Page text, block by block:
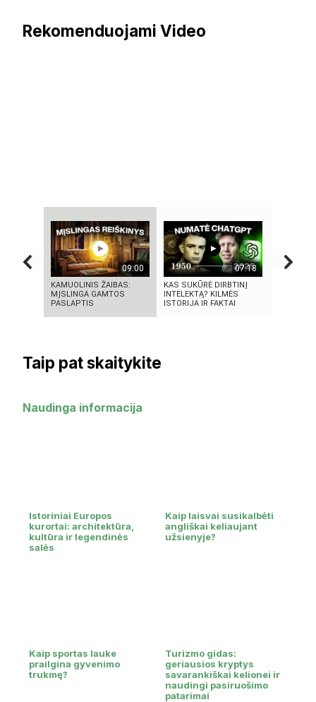
Rekomenduojami Video
09:00
KAMUOLINIS ŽAIBAS:
MĮSLINGA GAMTOS
PASLAPTIS
07:18
KAS SUKŪRĖ DIRBTINĮ
INTELEKTĄ? KILMĖS
ISTORIJA IR FAKTAI
Taip pat skaitykite
Naudinga informacija
Istoriniai Europos
kurortai: architektūra,
kultūra ir legendinės
salės
Kaip laisvai susikalbėti
angliškai keliaujant
užsienyje?
Kaip sportas lauke
prailgina gyvenimo
trukmę?
Turizmo gidas:
geriausios kryptys
savarankiškai kelionei ir
naudingi pasiruošimo
patarimai